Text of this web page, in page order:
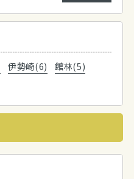
伊勢崎(6)
館林(5)